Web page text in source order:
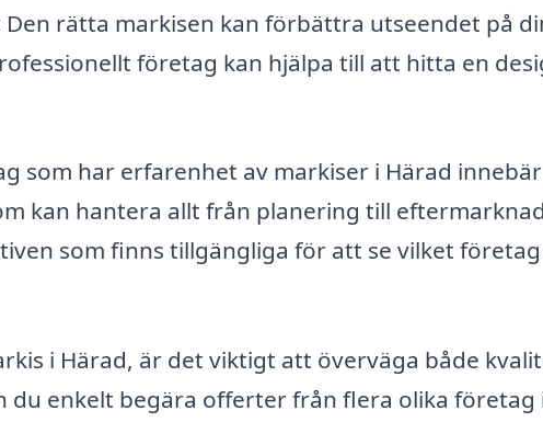
Den rätta markisen kan förbättra utseendet på
företag kan hjälpa till att hitta en
som har erfarenhet av markiser i Härad
kan hantera allt från planering till
som finns tillgängliga för att se vilket
i Härad, är det viktigt att överväga både
du enkelt begära offerter från flera olika företag